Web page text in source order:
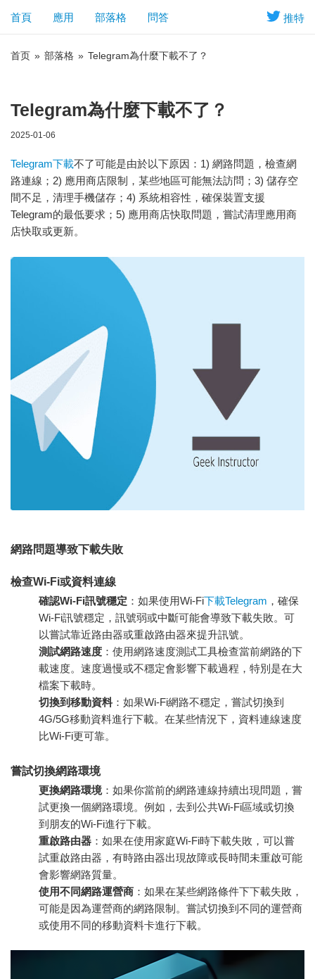
推特
首頁 應用 部落格 問答
首页 » 部落格 » Telegram為什麼下載不了？
Telegram為什麼下載不了？
2025-01-06
Telegram下載不了可能是由於以下原因：1) 網路問題，檢查網
路連線；2) 應用商店限制，某些地區可能無法訪問；3) 儲存空
間不足，清理手機儲存；4) 系統相容性，確保裝置支援
Telegram的最低要求；5) 應用商店快取問題，嘗試清理應用商
店快取或更新。
網路問題導致下載失敗
檢查Wi-Fi或資料連線
確認Wi-Fi訊號穩定 ：如果使用Wi-Fi下載Telegram ，確保
Wi-Fi訊號穩定，訊號弱或中斷可能會導致下載失敗。可
以嘗試靠近路由器或重啟路由器來提升訊號。
測試網路速度 ：使用網路速度測試工具檢查當前網路的下
載速度。速度過慢或不穩定會影響下載過程，特別是在大
檔案下載時。
切換到移動資料 ：如果Wi-Fi網路不穩定，嘗試切換到
4G/5G移動資料進行下載。在某些情況下，資料連線速度
比Wi-Fi更可靠。
嘗試切換網路環境
更換網路環境：如果你當前的網路連線持續出現問題，嘗
試更換一個網路環境。例如，去到公共Wi-Fi區域或切換
到朋友的Wi-Fi進行下載。
重啟路由器 ：如果在使用家庭Wi-Fi時下載失敗，可以嘗
試重啟路由器，有時路由器出現故障或長時間未重啟可能
會影響網路質量。
使用不同網路運營商 ：如果在某些網路條件下下載失敗，
可能是因為運營商的網路限制。嘗試切換到不同的運營商
或使用不同的移動資料卡進行下載。